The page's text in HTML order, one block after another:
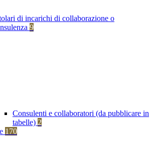
di incarichi di collaborazione o
9
Consulenti e collaboratori (da pubblicare in
tabelle) 2
170